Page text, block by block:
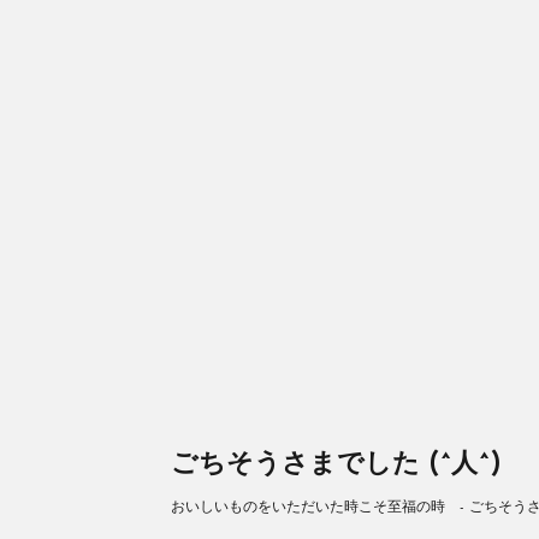
ごちそうさまでした (^人^)
おいしいものをいただいた時こそ至福の時 - ごちそう